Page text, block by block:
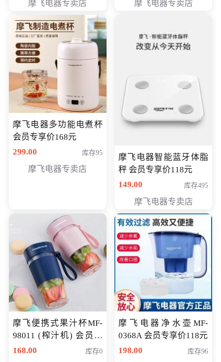
摩飞电器专卖店 摩飞电器专卖店
摩飞电器多功能电煮杯
会员专享价168元
299.00
库存95
摩飞电器专卖店
摩飞电器智能蓝牙体脂
秤 会员专享价118元
149.00
库存495
摩飞电器专卖店
摩飞便携式果汁杯MF-
98011 (榨汁机) 会员专
享价138元
168.00 库存0
摩飞电器净水壶MF-
0368A 会员专享价118元
198.00
库存96